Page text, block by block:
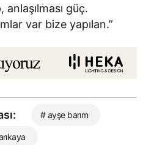
güç.
var bize yapılan.”
# ayşe barım